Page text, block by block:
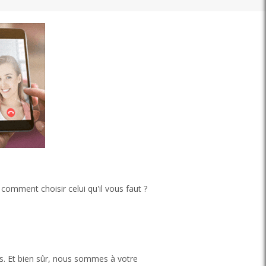
choisir celui qu'il vous faut ?
Et bien sûr, nous sommes à votre